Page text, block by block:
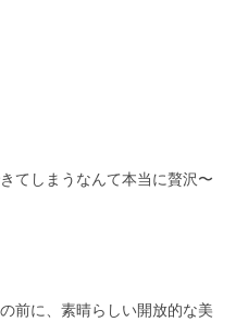
てしまうなんて本当に贅沢〜
前に、素晴らしい開放的な美